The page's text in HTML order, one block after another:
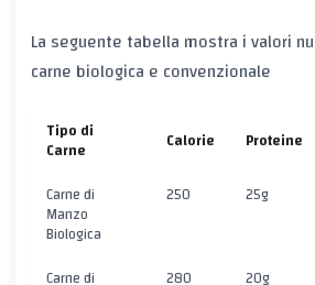
La seguente tabella mostra i valori
carne biologica e convenzionale
Tipo di
Carne Calorie Proteine
Carne di
Manzo
Biologica
250 25g
Carne di 280 20g